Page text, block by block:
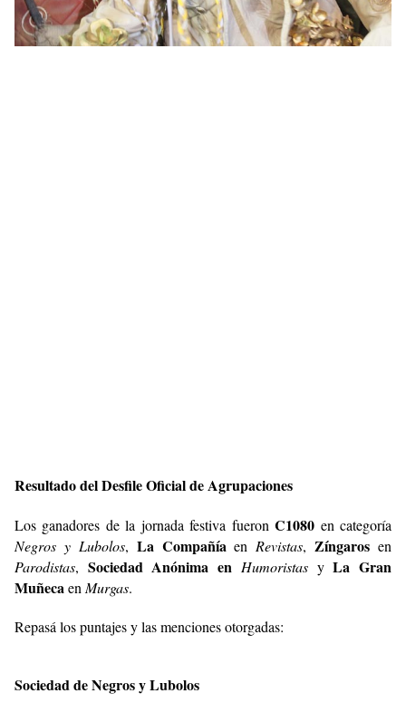
Resultado del Desfile Oficial de Agrupaciones
Los ganadores de la jornada festiva fueronC1080 en categoría
Negros y Lubolos, La Compañía en Revistas, Zíngaros en
Parodistas, Sociedad Anónima en HumoristasyLa Gran
Muñecaen Murgas.
Repasá los puntajes y las menciones otorgadas:
Sociedad de Negros y Lubolos